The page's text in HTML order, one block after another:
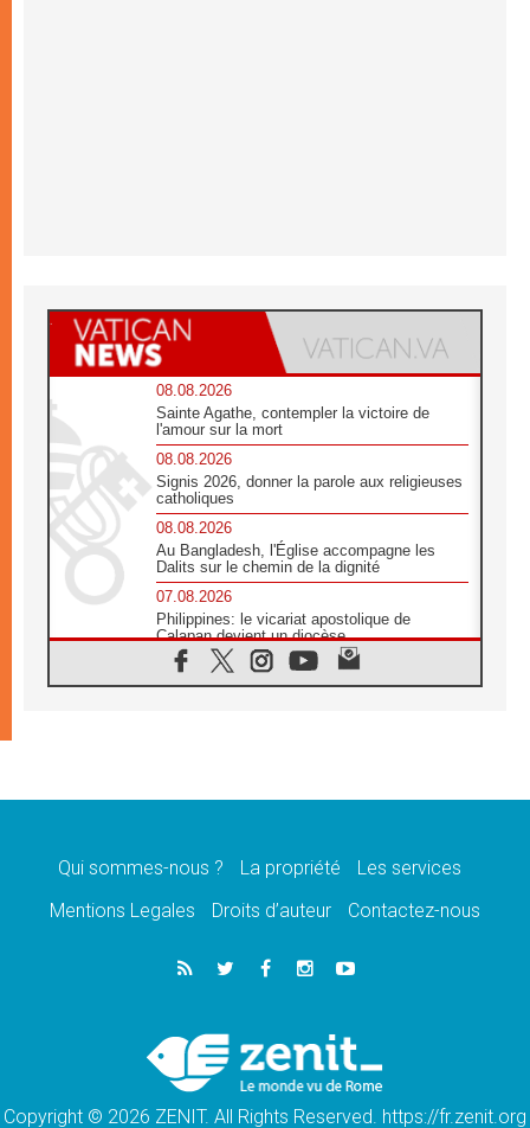
08.08.2026
Sainte Agathe, contempler la victoire de
l'amour sur la mort
08.08.2026
Signis 2026, donner la parole aux religieuses
catholiques
08.08.2026
Au Bangladesh, l'Église accompagne les
Dalits sur le chemin de la dignité
07.08.2026
Philippines: le vicariat apostolique de
Calapan devient un diocèse
07.08.2026
Congo-Brazzaville : le 15 août, entre
une signature»
Le programme du voyage apostolique du
07.08.2026
1ère Conférence continentale sur l'éducation
Un logo symbolique pour la venue du Pape
en France
Qui sommes-nous ? La propriété
Les services
Mentions Legales
Droits d’auteur Contactez-nous
Copyright © 2026 ZENIT. All Rights Reserved. https://fr.zenit.org